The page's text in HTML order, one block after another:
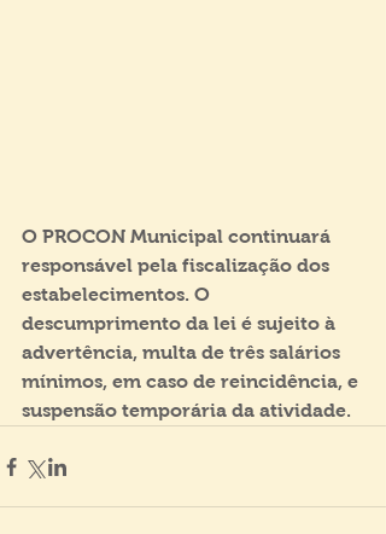
O PROCON Municipal continuará
responsável pela fiscalização dos
estabelecimentos. O
descumprimento da lei é sujeito à
advertência, multa de três salários
mínimos, em caso de reincidência, e
suspensão temporária da atividade.